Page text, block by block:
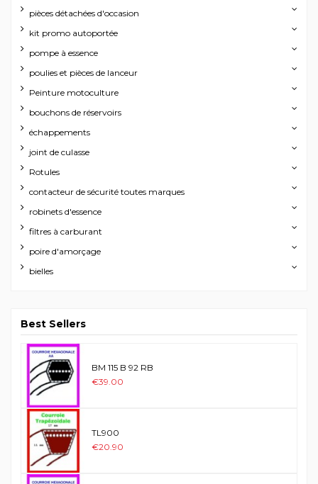
pièces détachées d'occasion
kit promo autoportée
pompe à essence
poulies et pièces de lanceur
Peinture motoculture
bouchons de réservoirs
échappements
joint de culasse
Rotules
contacteur de sécurité toutes marques
robinets d'essence
filtres à carburant
poire d'amorçage
bielles
Best Sellers
BM 115 B 92 RB
€39.00
TL900
€20.90